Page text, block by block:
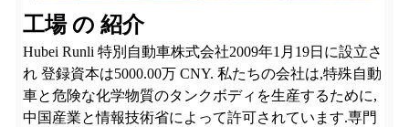
工場 の 紹介
Hubei Runli 特別自動車株式会社2009年1月19日に設立さ
れ 登録資本は5000.00万 CNY. 私たちの会社は,特殊自動
車と危険な化学物質のタンクボディを生産するために,
中国産業と情報技術省によって許可されています.専門